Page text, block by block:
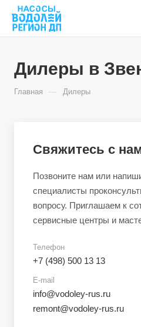
Дилеры в
Главная — Дилеры
Свяжитесь с
Позвоните нам или
специалисты
вопросу. Приглашаем к
сервисные центры и
Телефон
+7 (498) 500 13 13
E-mail
info@vodoley-rus.ru
remont@vodoley-rus.ru